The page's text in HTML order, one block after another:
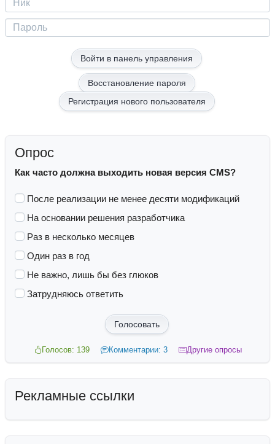
Восстановление пароля
Регистрация нового пользователя
Опрос
Как часто должна выходить новая версия CMS?
После реализации не менее десяти модификаций
На основании решения разработчика
Раз в несколько месяцев
Один раз в год
Не важно, лишь бы без глюков
Затрудняюсь ответить
Голосовать
Голосов: 139 Комментарии: 3 Другие опросы
Рекламные ссылки